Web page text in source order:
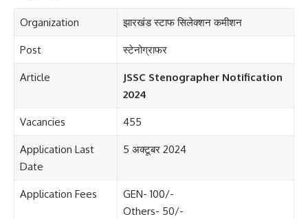
Organization झारखंड स्टाफ सिलेक्शन कमीशन
Post स्टेनोग्राफर
Article
JSSC Stenographer Notification
2024
Vacancies 455
Application Last
Date
5 अक्टूबर 2024
Application Fees
GEN- 100/-
Others- 50/-